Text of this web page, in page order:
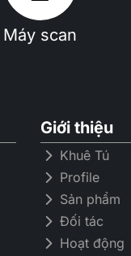
Máy scan
Giới thiệu
Khuê Tú
Profile
Sản phẩm
Đối tác
Hoạt động